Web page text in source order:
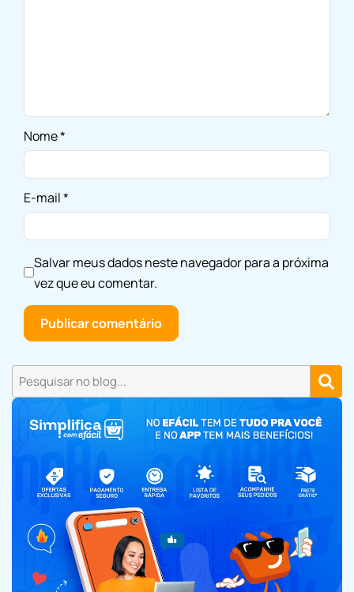
Nome*
E-mail*
Salvar meus dados neste navegador para a próxima
vez que eu comentar.